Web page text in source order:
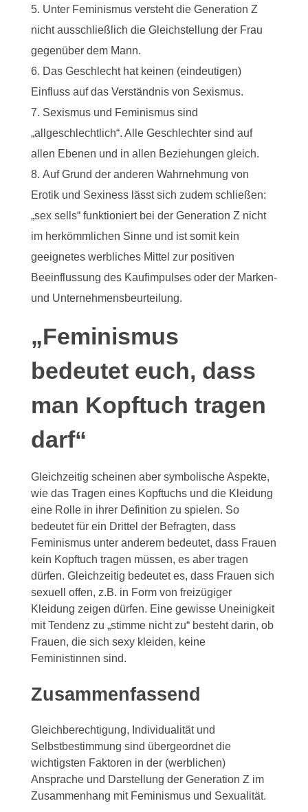
Unter Feminismus versteht die Generation Z
nicht ausschließlich die Gleichstellung der Frau
gegenüber dem Mann.
Das Geschlecht hat keinen (eindeutigen)
Einfluss auf das Verständnis von Sexismus.
Sexismus und Feminismus sind
„allgeschlechtlich“. Alle Geschlechter sind auf
allen Ebenen und in allen Beziehungen gleich.
Auf Grund der anderen Wahrnehmung von
Erotik und Sexiness lässt sich zudem schließen:
„sex sells“ funktioniert bei der Generation Z nicht
im herkömmlichen Sinne und ist somit kein
geeignetes werbliches Mittel zur positiven
Beeinflussung des Kaufimpulses oder der Marken-
und Unternehmensbeurteilung.
„Feminismus
bedeutet euch, dass
man Kopftuch tragen
darf“
Gleichzeitig scheinen aber symbolische Aspekte,
wie das Tragen eines Kopftuchs und die Kleidung
eine Rolle in ihrer Definition zu spielen. So
bedeutet für ein Drittel der Befragten, dass
Feminismus unter anderem bedeutet, dass Frauen
kein Kopftuch tragen müssen, es aber tragen
dürfen. Gleichzeitig bedeutet es, dass Frauen sich
sexuell offen, z.B. in Form von freizügiger
Kleidung zeigen dürfen. Eine gewisse Uneinigkeit
mit Tendenz zu „stimme nicht zu“ besteht darin, ob
Frauen, die sich sexy kleiden, keine
Feministinnen sind.
Zusammenfassend
Gleichberechtigung, Individualität und
Selbstbestimmung sind übergeordnet die
wichtigsten Faktoren in der (werblichen)
Ansprache und Darstellung der Generation Z im
Zusammenhang mit Feminismus und Sexualität.